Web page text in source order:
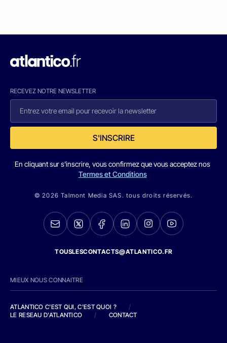
RECEVEZ NOTRE NEWSLETTER
S'INSCRIRE
En cliquant sur s'inscrire, vous confirmez que vous acceptez nos
Termes et Conditions
© 2026 Talmont Media SAS. tous droits réservés.
TOUSLESCONTACTS@ATLANTICO.FR
MIEUX NOUS CONNAITRE
ATLANTICO C'EST QUI, C'EST QUOI ?
/
LE RESEAU D'ATLANTICO
/ CONTACT